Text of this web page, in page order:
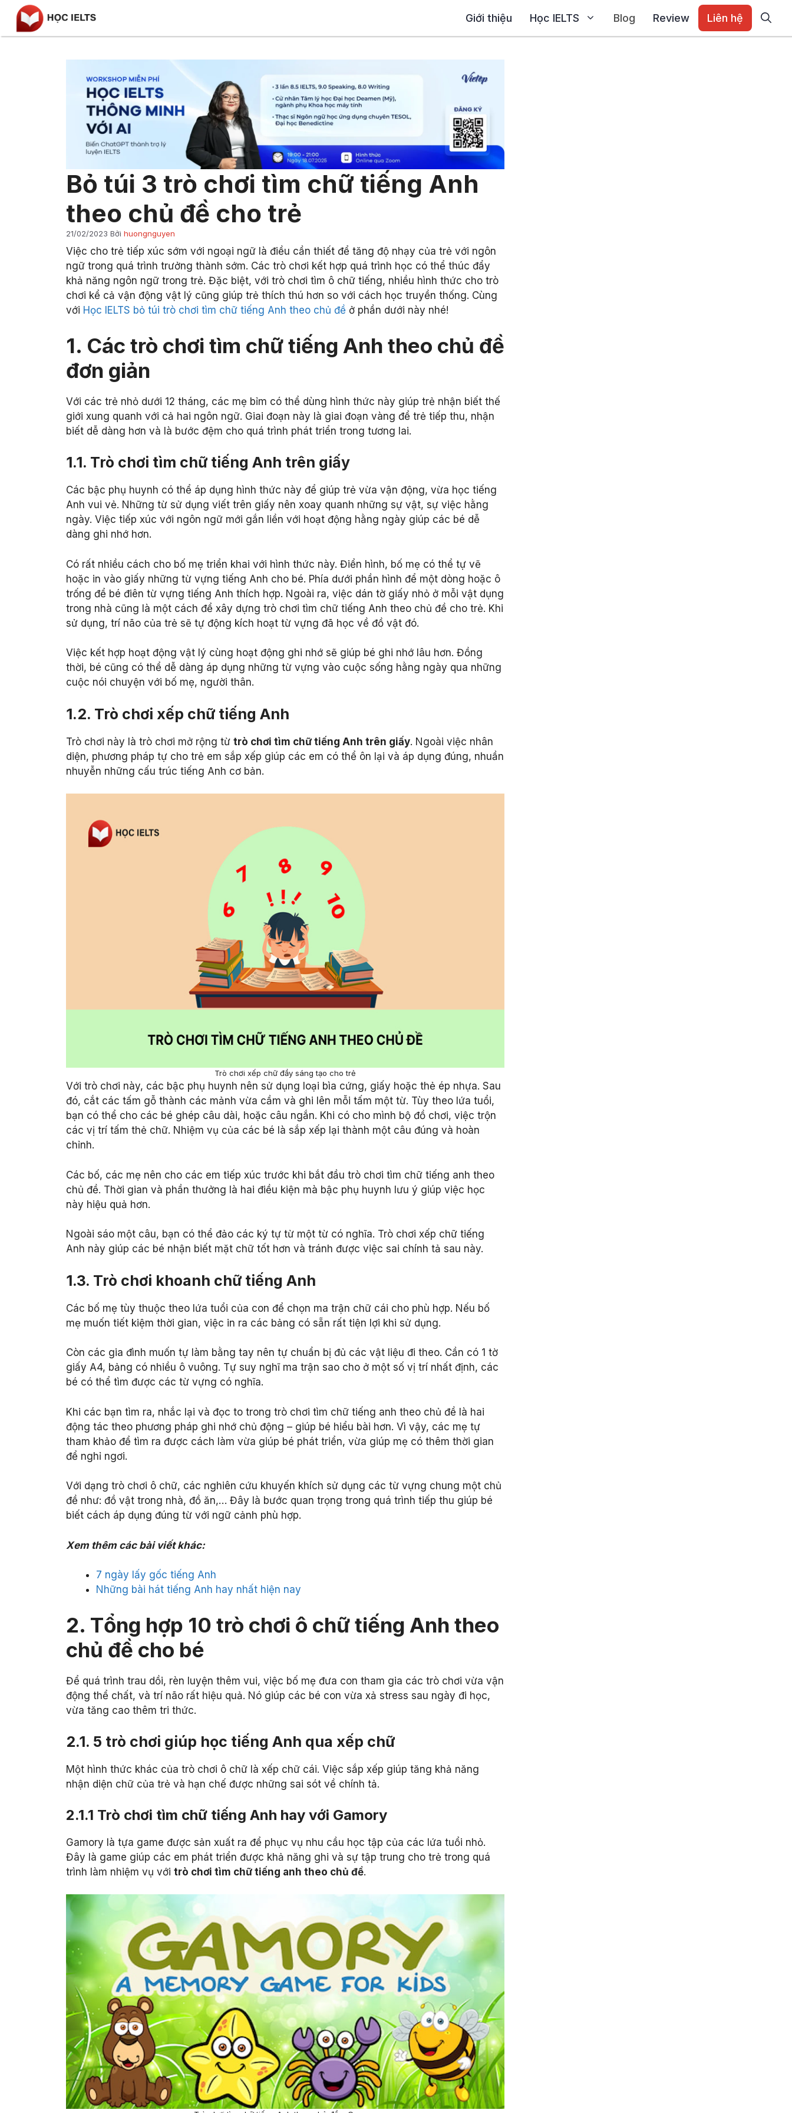
Chuyển
đến
nội
Giới thiệu Học IELTS Blog Review Liên hệ
Bỏ túi 3 trò chơi tìm chữ tiếng Anh
theo chủ đề cho trẻ
21/02/2023 Bởi huongnguyen
Việc cho trẻ tiếp xúc sớm với ngoại ngữ là điều cần thiết để tăng độ nhạy của trẻ với ngôn
ngữ trong quá trình trưởng thành sớm. Các trò chơi kết hợp quá trình học có thể thúc đẩy
khả năng ngôn ngữ trong trẻ. Đặc biệt, với trò chơi tìm ô chữ tiếng, nhiều hình thức cho trò
chơi kể cả vận động vật lý cũng giúp trẻ thích thú hơn so với cách học truyền thống. Cùng
với Học IELTS bỏ túi trò chơi tìm chữ tiếng Anh theo chủ đề ở phần dưới này nhé!
1. Các trò chơi tìm chữ tiếng Anh theo chủ đề
đơn giản
Với các trẻ nhỏ dưới 12 tháng, các mẹ bỉm có thể dùng hình thức này giúp trẻ nhận biết thế
giới xung quanh với cả hai ngôn ngữ. Giai đoạn này là giai đoạn vàng để trẻ tiếp thu, nhận
biết dễ dàng hơn và là bước đệm cho quá trình phát triển trong tương lai.
1.1. Trò chơi tìm chữ tiếng Anh trên giấy
Các bậc phụ huynh có thể áp dụng hình thức này để giúp trẻ vừa vận động, vừa học tiếng
Anh vui vẻ. Những từ sử dụng viết trên giấy nên xoay quanh những sự vật, sự việc hằng
ngày. Việc tiếp xúc với ngôn ngữ mới gắn liền với hoạt động hằng ngày giúp các bé dễ
dàng ghi nhớ hơn.
Có rất nhiều cách cho bố mẹ triển khai với hình thức này. Điển hình, bố mẹ có thể tự vẽ
hoặc in vào giấy những từ vựng tiếng Anh cho bé. Phía dưới phần hình để một dòng hoặc ô
trống để bé điên từ vựng tiếng Anh thích hợp. Ngoài ra, việc dán tờ giấy nhỏ ở mỗi vật dụng
trong nhà cũng là một cách để xây dựng trò chơi tìm chữ tiếng Anh theo chủ đề cho trẻ. Khi
sử dụng, trí não của trẻ sẽ tự động kích hoạt từ vựng đã học về đồ vật đó.
Việc kết hợp hoạt động vật lý cùng hoạt động ghi nhớ sẽ giúp bé ghi nhớ lâu hơn. Đồng
thời, bé cũng có thể dễ dàng áp dụng những từ vựng vào cuộc sống hằng ngày qua những
cuộc nói chuyện với bố mẹ, người thân.
1.2. Trò chơi xếp chữ tiếng Anh
Trò chơi này là trò chơi mở rộng từ trò chơi tìm chữ tiếng Anh trên giấy. Ngoài việc nhân
diện, phương pháp tự cho trẻ em sắp xếp giúp các em có thể ôn lại và áp dụng đúng, nhuần
nhuyễn những cấu trúc tiếng Anh cơ bản.
Trò chơi xếp chữ đầy sáng tạo cho trẻ
Với trò chơi này, các bậc phụ huynh nên sử dụng loại bìa cứng, giấy hoặc thẻ ép nhựa. Sau
đó, cắt các tấm gỗ thành các mảnh vừa cầm và ghi lên mỗi tấm một từ. Tùy theo lứa tuổi,
bạn có thể cho các bé ghép câu dài, hoặc câu ngắn. Khi có cho mình bộ đồ chơi, việc trộn
các vị trí tấm thẻ chữ. Nhiệm vụ của các bé là sắp xếp lại thành một câu đúng và hoàn
chỉnh.
Các bố, các mẹ nên cho các em tiếp xúc trước khi bắt đầu trò chơi tìm chữ tiếng anh theo
chủ đề. Thời gian và phần thưởng là hai điều kiện mà bậc phụ huynh lưu ý giúp việc học
này hiệu quả hơn.
Ngoài sáo một câu, bạn có thể đảo các ký tự từ một từ có nghĩa. Trò chơi xếp chữ tiếng
Anh này giúp các bé nhận biết mặt chữ tốt hơn và tránh được việc sai chính tả sau này.
1.3. Trò chơi khoanh chữ tiếng Anh
Các bố mẹ tùy thuộc theo lứa tuổi của con để chọn ma trận chữ cái cho phù hợp. Nếu bố
mẹ muốn tiết kiệm thời gian, việc in ra các bảng có sẵn rất tiện lợi khi sử dụng.
Còn các gia đình muốn tự làm bằng tay nên tự chuẩn bị đủ các vật liệu đi theo. Cần có 1 tờ
giấy A4, bảng có nhiều ô vuông. Tự suy nghĩ ma trận sao cho ở một số vị trí nhất định, các
bé có thể tìm được các từ vựng có nghĩa.
Khi các bạn tìm ra, nhắc lại và đọc to trong trò chơi tìm chữ tiếng anh theo chủ đề là hai
động tác theo phương pháp ghi nhớ chủ động – giúp bé hiểu bài hơn. Vì vậy, các mẹ tự
tham khảo để tìm ra được cách làm vừa giúp bé phát triển, vừa giúp mẹ có thêm thời gian
để nghỉ ngơi.
Với dạng trò chơi ô chữ, các nghiên cứu khuyến khích sử dụng các từ vựng chung một chủ
đề như: đồ vật trong nhà, đồ ăn,… Đây là bước quan trọng trong quá trình tiếp thu giúp bé
biết cách áp dụng đúng từ với ngữ cảnh phù hợp.
Xem thêm các bài viết khác:
7 ngày lấy gốc tiếng Anh
Những bài hát tiếng Anh hay nhất hiện nay
2. Tổng hợp 10 trò chơi ô chữ tiếng Anh theo
chủ đề cho bé
Để quá trình trau dồi, rèn luyện thêm vui, việc bố mẹ đưa con tham gia các trò chơi vừa vận
động thể chất, và trí não rất hiệu quả. Nó giúp các bé con vừa xả stress sau ngày đi học,
vừa tăng cao thêm tri thức.
2.1. 5 trò chơi giúp học tiếng Anh qua xếp chữ
Một hình thức khác của trò chơi ô chữ là xếp chữ cái. Việc sắp xếp giúp tăng khả năng
nhận diện chữ của trẻ và hạn chế được những sai sót về chính tả.
2.1.1 Trò chơi tìm chữ tiếng Anh hay với Gamory
Gamory là tựa game được sản xuất ra để phục vụ nhu cầu học tập của các lứa tuổi nhỏ.
Đây là game giúp các em phát triển được khả năng ghi và sự tập trung cho trẻ trong quá
trình làm nhiệm vụ với trò chơi tìm chữ tiếng anh theo chủ đề.